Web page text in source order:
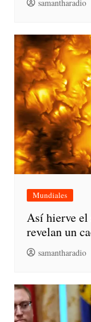
samantharadio
Mundiales
Así hierve el
revelan un
samantharadio